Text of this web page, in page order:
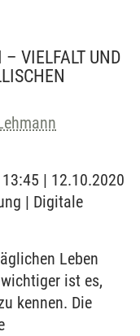
– VIELFALT UND
| 12.10.2020
| Digitale
Leben
ist es,
kennen. Die